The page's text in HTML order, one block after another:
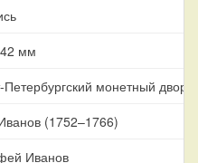
мм
Петербургский монетный двор,
(1752–1766)
Иванов